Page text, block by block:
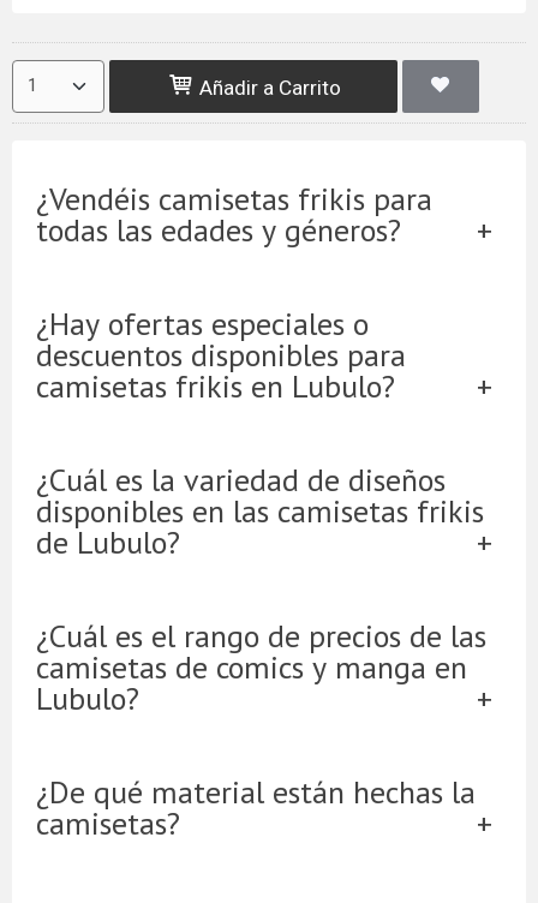
Añadir a Carrito
¿Vendéis camisetas frikis para
todas las edades y géneros?
¿Hay ofertas especiales o
descuentos disponibles para
camisetas frikis en Lubulo?
¿Cuál es la variedad de diseños
disponibles en las camisetas frikis
de Lubulo?
¿Cuál es el rango de precios de las
camisetas de comics y manga en
Lubulo?
¿De qué material están hechas la
camisetas?